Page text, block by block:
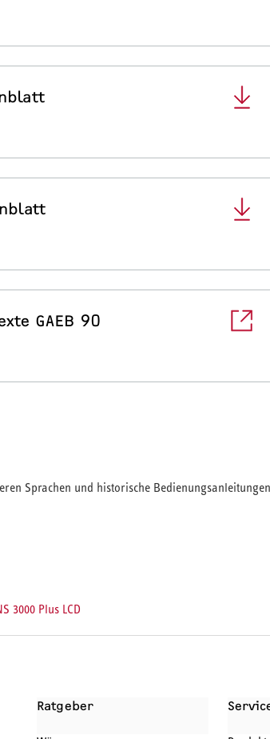
GAEB 90
Sprachen und historische
DOKUMENTE
3000 Plus LCD
Ratgeber